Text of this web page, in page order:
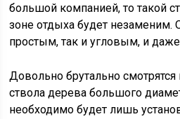
большой компанией, то такой
зоне отдыха будет
простым, так и угловым, и
Довольно брутально
ствола дерева большого
необходимо будет лишь